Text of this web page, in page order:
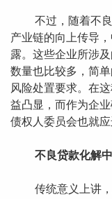
不过，随着不
产业链的向上传导
露。这些企业所涉
数量也比较多，简
风险处置要求。在
益凸显，而作为企
债权人委员会也就应
不良贷款化解
传统意义上讲